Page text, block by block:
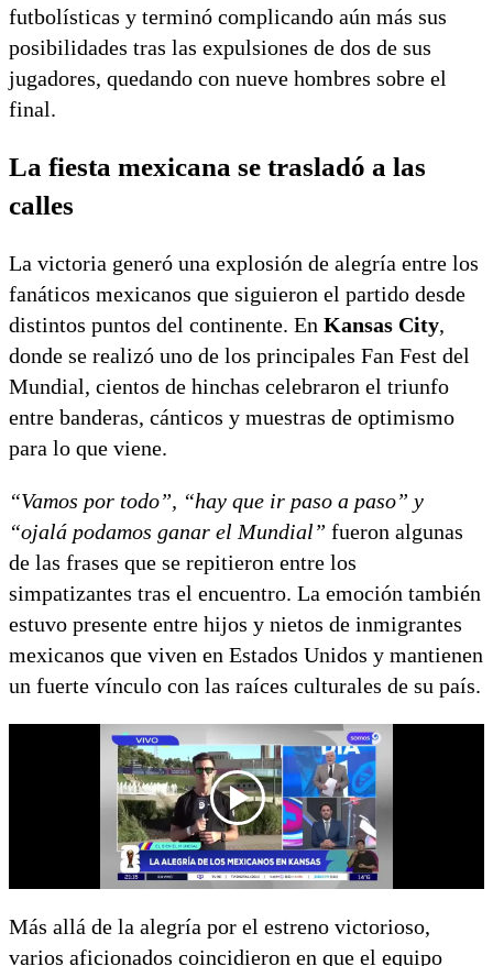
futbolísticas y terminó complicando aún más sus
posibilidades tras las expulsiones de dos de sus
jugadores, quedando con nueve hombres sobre el
final.
La fiesta mexicana se trasladó a las
calles
La victoria generó una explosión de alegría entre los
fanáticos mexicanos que siguieron el partido desde
distintos puntos del continente. En Kansas City,
donde se realizó uno de los principales Fan Fest del
Mundial, cientos de hinchas celebraron el triunfo
entre banderas, cánticos y muestras de optimismo
para lo que viene.
“Vamos por todo”, “hay que ir paso a paso” y
“ojalá podamos ganar el Mundial” fueron algunas
de las frases que se repitieron entre los
simpatizantes tras el encuentro. La emoción también
estuvo presente entre hijos y nietos de inmigrantes
mexicanos que viven en Estados Unidos y mantienen
un fuerte vínculo con las raíces culturales de su país.
Más allá de la alegría por el estreno victorioso,
varios aficionados coincidieron en que el equipo